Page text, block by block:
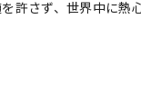
許さず、世界中に熱